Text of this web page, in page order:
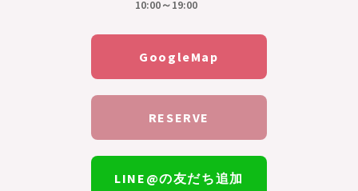
10:00～19:00
GoogleMap
RESERVE
LINE@の友だち追加